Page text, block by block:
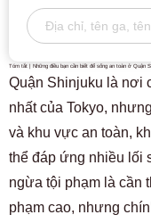
Tóm tắt | Những điều bạn cần biết để sống an toàn ở Quận
Quận Shinjuku là nơi
nhất của Tokyo,
và khu vực an toàn,
thể đáp ứng nhiều lối
ngừa tội phạm là cần
phạm cao, nhưng